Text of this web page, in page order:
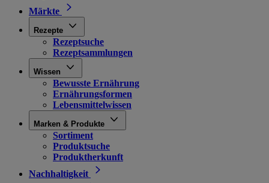
Märkte
Rezepte
Rezeptsuche
Rezeptsammlungen
Wissen
Bewusste Ernährung
Ernährungsformen
Lebensmittelwissen
Marken & Produkte
Sortiment
Produktsuche
Produktherkunft
Nachhaltigkeit